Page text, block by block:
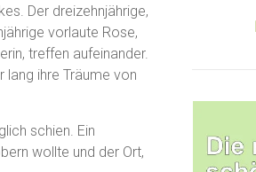
Der dreizehnjährige,
vorlaute Rose,
treffen aufeinander.
ihre Träume von
schien. Ein
wollte und der Ort,